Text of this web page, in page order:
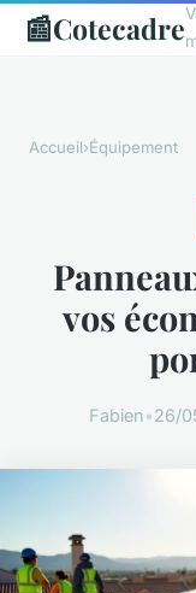
📰Cotecadre
Accueil›Équipement
vos
Fabien•26/